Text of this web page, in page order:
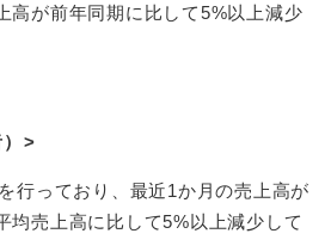
高が前年同期に比して5%以上減少
>
行っており、最近1か月の売上高が
均売上高に比して5%以上減少して